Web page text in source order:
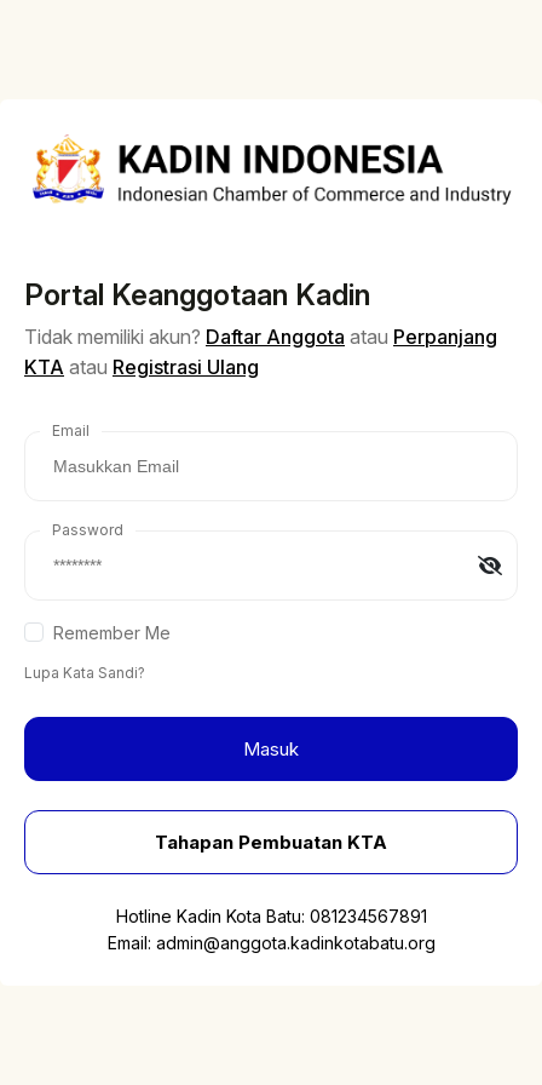
Portal Keanggotaan Kadin
Tidak memiliki akun? Daftar Anggota atau Perpanjang
KTA atau Registrasi Ulang
Email
Password
Remember Me
Lupa Kata Sandi?
Masuk
Tahapan Pembuatan KTA
Hotline Kadin Kota Batu: 081234567891
Email: admin@anggota.kadinkotabatu.org